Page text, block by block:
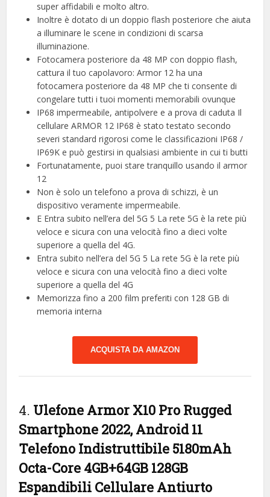
super affidabili e molto altro.
Inoltre è dotato di un doppio flash posteriore che aiuta
a illuminare le scene in condizioni di scarsa
illuminazione.
Fotocamera posteriore da 48 MP con doppio flash,
cattura il tuo capolavoro: Armor 12 ha una
fotocamera posteriore da 48 MP che ti consente di
congelare tutti i tuoi momenti memorabili ovunque
IP68 impermeabile, antipolvere e a prova di caduta Il
cellulare ARMOR 12 IP68 è stato testato secondo
severi standard rigorosi come le classificazioni IP68 /
IP69K e può gestirsi in qualsiasi ambiente in cui ti butti
Fortunatamente, puoi stare tranquillo usando il armor
12
Non è solo un telefono a prova di schizzi, è un
dispositivo veramente impermeabile.
E Entra subito nell’era del 5G 5 La rete 5G è la rete più
veloce e sicura con una velocità fino a dieci volte
superiore a quella del 4G.
Entra subito nell’era del 5G 5 La rete 5G è la rete più
veloce e sicura con una velocità fino a dieci volte
superiore a quella del 4G
Memorizza fino a 200 film preferiti con 128 GB di
memoria interna
ACQUISTA DA AMAZON
4. Ulefone Armor X10 Pro Rugged
Smartphone 2022, Android 11
Telefono Indistruttibile 5180mAh
Octa-Core 4GB+64GB 128GB
Espandibili Cellulare Antiurto